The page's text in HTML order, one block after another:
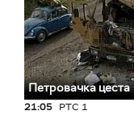
Петровачка цеста
21:05 РТС 1